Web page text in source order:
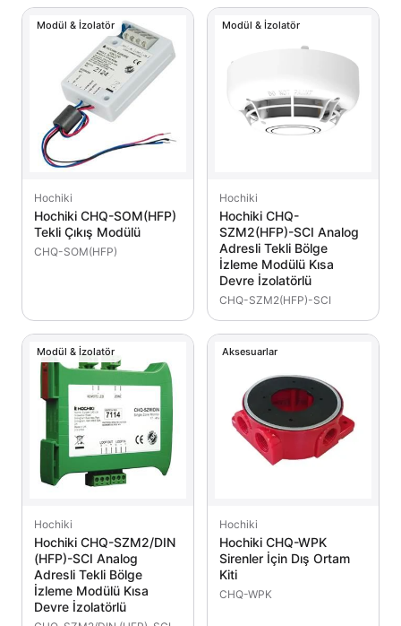
Modül & İzolatör
Hochiki
Hochiki CHQ-SOM(HFP)
Tekli Çıkış Modülü
CHQ-SOM(HFP)
Modül & İzolatör
Hochiki
Hochiki CHQ-
SZM2(HFP)-SCI Analog
Adresli Tekli Bölge
İzleme Modülü Kısa
Devre İzolatörlü
CHQ-SZM2(HFP)-SCI
Modül & İzolatör
Hochiki
Hochiki CHQ-SZM2/DIN
(HFP)-SCI Analog
Adresli Tekli Bölge
İzleme Modülü Kısa
Devre İzolatörlü
Aksesuarlar
Hochiki
Hochiki CHQ-WPK
Sirenler İçin Dış Ortam
Kiti
CHQ-WPK